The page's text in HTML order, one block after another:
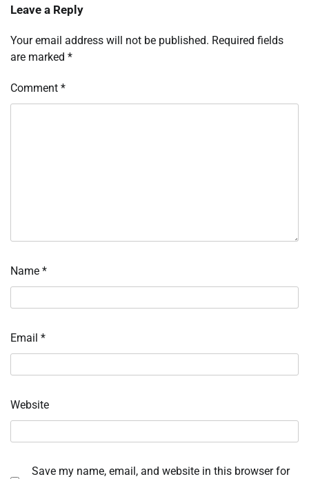
Leave a Reply
Your email address will not be published. Required fields
are marked *
Comment *
Name *
Email *
Website
Save my name, email, and website in this browser for